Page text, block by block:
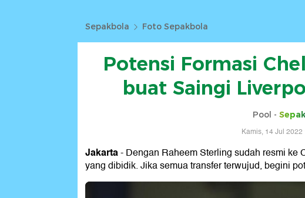
Sepakbola Foto Sepakbola
Potensi Formasi
buat Saingi
Pool -
Kamis, 14 Jul 2022
Jakarta- Dengan Raheem Sterling sudah resmi
yang dibidik. Jika semua transfer terwujud, begini